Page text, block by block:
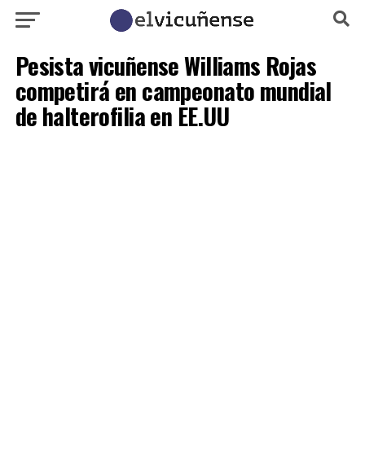
Pesista vicuñense Williams Rojas
competirá en campeonato mundial
de halterofilia en EE.UU